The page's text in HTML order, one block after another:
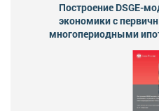
Построение DSGE-
экономики с
многопериодными